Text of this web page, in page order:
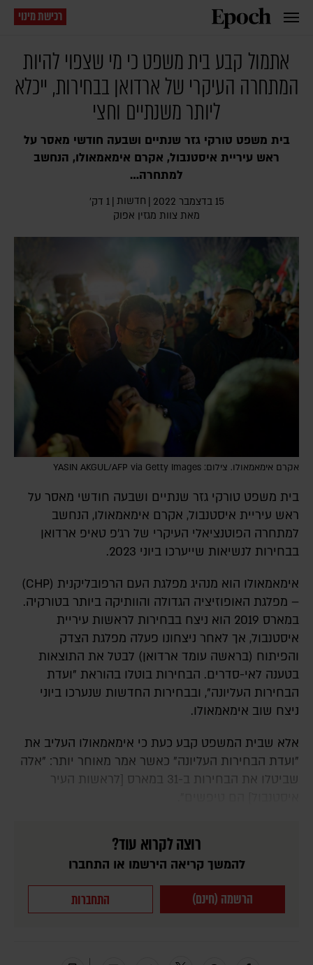
רכישת מינוי
אתמול קבע בית משפט כי מי שצפוי להיות
המתחרה העיקרי של ארדואן בבחירות, ייכלא
ליותר משנתיים וחצי
בית משפט טורקי גזר שנתיים ושבעה חודשי מאסר על
ראש עיריית איסטנבול, אקרם אימאמאולו, הנחשב
למתחרה…
15 בדצמבר 2022 | חדשות | 1 דק׳
מאת צוות מגזין אפוק
אקרם אימאמאולו. צילום: YASIN AKGUL/AFP via Getty Images
בית משפט טורקי גזר שנתיים ושבעה חודשי מאסר על
ראש עיריית איסטנבול, אקרם אימאמאולו, הנחשב
למתחרה הפוטנציאלי העיקרי של רג'פ טאיפ ארדואן
בבחירות לנשיאות שייערכו ביוני 2023.
אימאמאולו הוא מנהיג מפלגת העם הרפובליקנית (CHP)
– מפלגת האופוזיציה הגדולה והוותיקה ביותר בטורקיה.
במארס 2019 הוא ניצח בבחירות לראשות עיריית
איסטנבול, אך לאחר ניצחונו פעלה מפלגת הצדק
והפיתוח (בראשה עומד ארדואן) לבטל את התוצאות
בטענה לאי-סדרים. הבחירות בוטלו בהוראת "ועדת
הבחירות העליונה", ובבחירות החדשות שנערכו ביוני
ניצח שוב אימאמאולו.
אלא שבית המשפט קבע כעת כי אימאמאולו העליב את
"ועדת הבחירות העליונה" כאשר אמר מאוחר יותר: "אלה
שביטלו את הבחירות ב-31 במארס [לראשות העיר
רוצה לקרוא עוד?
להמשך קריאה הירשמו או התחברו
הרשמה (חינם) התחברות